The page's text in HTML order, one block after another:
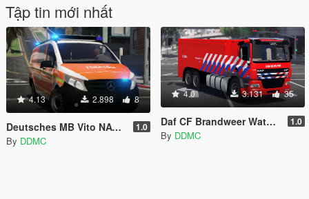
Tập tin mới nhất
4.13 2.898 8
Deutsches MB Vito NAW | Notarzt Düsseldorf | [ELS] [4K] [BETA] 1.0
By DDMC
4.0 3.131 35
Daf CF Brandweer Water Wagen/Dutch Fire Water Truck [BETA] [4K] [REFLECTIVE] 1.0
By DDMC